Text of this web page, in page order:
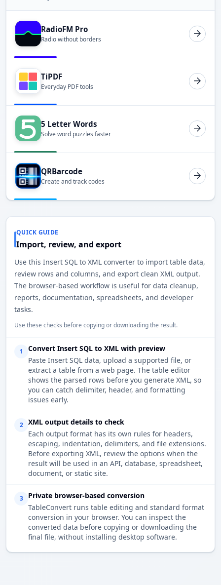
RadioFM Pro
Radio without borders
TiPDF
Everyday PDF tools
5 Letter Words
Solve word puzzles faster
QRBarcode
Create and track codes
QUICK GUIDE
Import, review, and export
Use this Insert SQL to XML converter to import table data,
review rows and columns, and export clean XML output.
The browser-based workflow is useful for data cleanup,
reports, documentation, spreadsheets, and developer
tasks.
Use these checks before copying or downloading the result.
1
Convert Insert SQL to XML with preview
Paste Insert SQL data, upload a supported file, or
extract a table from a web page. The table editor
shows the parsed rows before you generate XML, so
you can catch delimiter, header, and formatting
issues early.
2
XML output details to check
Each output format has its own rules for headers,
escaping, indentation, delimiters, and file extensions.
Before exporting XML, review the options when the
result will be used in an API, database, spreadsheet,
document, or static site.
3
Private browser-based conversion
TableConvert runs table editing and standard format
conversion in your browser. You can inspect the
converted data before copying or downloading the
final file, without installing desktop software.